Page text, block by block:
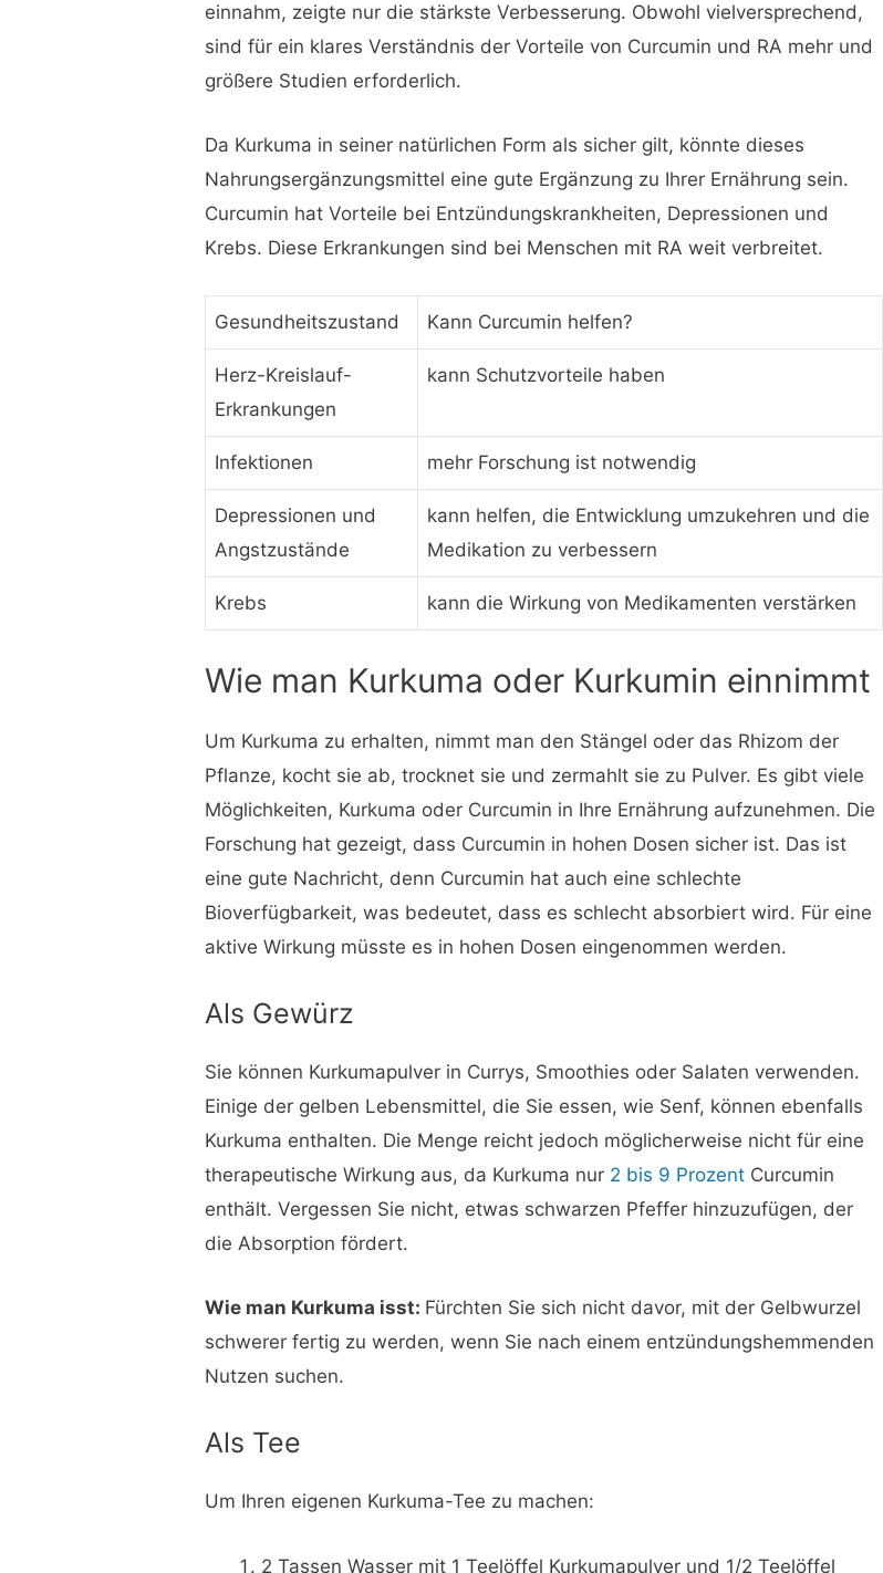
einnahm, zeigte nur die stärkste Verbesserung. Obwohl vielversprechend,
sind für ein klares Verständnis der Vorteile von Curcumin und RA mehr und
größere Studien erforderlich.
Da Kurkuma in seiner natürlichen Form als sicher gilt, könnte dieses
Nahrungsergänzungsmittel eine gute Ergänzung zu Ihrer Ernährung sein.
Curcumin hat Vorteile bei Entzündungskrankheiten, Depressionen und
Krebs. Diese Erkrankungen sind bei Menschen mit RA weit verbreitet.
Gesundheitszustand Kann Curcumin helfen?
Herz-Kreislauf-
Erkrankungen
kann Schutzvorteile haben
Infektionen mehr Forschung ist notwendig
Depressionen und
Angstzustände
kann helfen, die Entwicklung umzukehren und die
Medikation zu verbessern
Krebs kann die Wirkung von Medikamenten verstärken
Wie man Kurkuma oder Kurkumin einnimmt
Um Kurkuma zu erhalten, nimmt man den Stängel oder das Rhizom der
Pflanze, kocht sie ab, trocknet sie und zermahlt sie zu Pulver. Es gibt viele
Möglichkeiten, Kurkuma oder Curcumin in Ihre Ernährung aufzunehmen. Die
Forschung hat gezeigt, dass Curcumin in hohen Dosen sicher ist. Das ist
eine gute Nachricht, denn Curcumin hat auch eine schlechte
Bioverfügbarkeit, was bedeutet, dass es schlecht absorbiert wird. Für eine
aktive Wirkung müsste es in hohen Dosen eingenommen werden.
Als Gewürz
Sie können Kurkumapulver in Currys, Smoothies oder Salaten verwenden.
Einige der gelben Lebensmittel, die Sie essen, wie Senf, können ebenfalls
Kurkuma enthalten. Die Menge reicht jedoch möglicherweise nicht für eine
therapeutische Wirkung aus, da Kurkuma nur 2 bis 9 Prozent Curcumin
enthält. Vergessen Sie nicht, etwas schwarzen Pfeffer hinzuzufügen, der
die Absorption fördert.
Wie man Kurkuma isst: Fürchten Sie sich nicht davor, mit der Gelbwurzel
schwerer fertig zu werden, wenn Sie nach einem entzündungshemmenden
Nutzen suchen.
Als Tee
Um Ihren eigenen Kurkuma-Tee zu machen:
2 Tassen Wasser mit 1 Teelöffel Kurkumapulver und 1/2 Teelöffel